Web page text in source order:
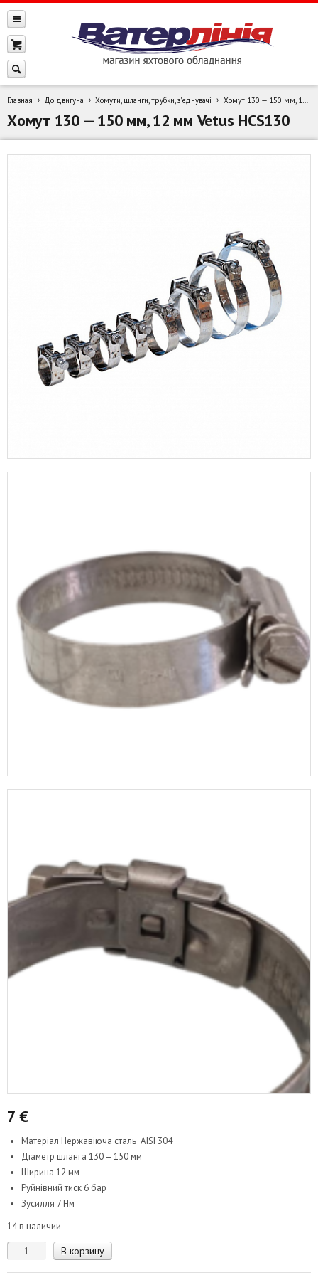
Главная До двигуна Хомути, шланги, трубки, з'єднувачі Хомут 130 — 150 мм, 12 мм Vetus HCS130
Хомут 130 — 150 мм, 12 мм Vetus HCS130
7 €
Матеріал Нержавіюча сталь AISI 304
Діаметр шланга 130 – 150 мм
Ширина 12 мм
Руйнівний тиск 6 бар
Зусилля 7 Нм
14 в наличии
Количество
В корзину